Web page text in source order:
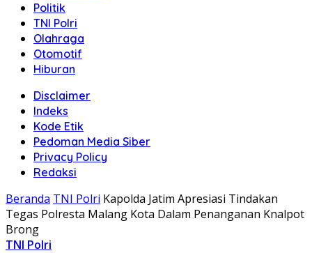
Politik
TNI Polri
Olahraga
Otomotif
Hiburan
Disclaimer
Indeks
Kode Etik
Pedoman Media Siber
Privacy Policy
Redaksi
Beranda TNI Polri Kapolda Jatim Apresiasi Tindakan
Tegas Polresta Malang Kota Dalam Penanganan Knalpot
Brong
TNI Polri